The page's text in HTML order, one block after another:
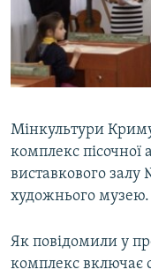
ВІДЕОУРОКИ «ELIFBE»
СВІДЧЕННЯ ОКУПАЦІЇ
УКРАЇНСЬКА
Русский
Qırımtatar
Усі сайти RFE/RL
Мінкультури
комплекс пісочної
виставкового
художнього музею.
Як повідомили у
комплекс включає